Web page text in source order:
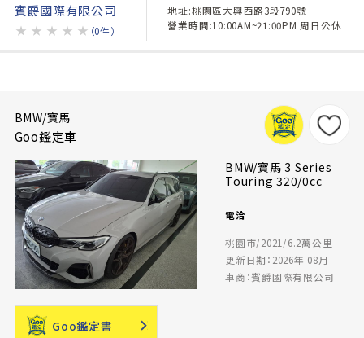
賓爵國際有限公司
★ ★ ★ ★ ★ （0件）
地址:桃園區大興西路3段790號
營業時間:10:00AM~21:00PM 周日公休
BMW/寶馬
Goo鑑定車
BMW/寶馬 3 Series
Touring 320/0cc
電洽
桃園市/2021/6.2萬公里
更新日期：2026年 08月
車商：賓爵國際有限公司
Goo鑑定書